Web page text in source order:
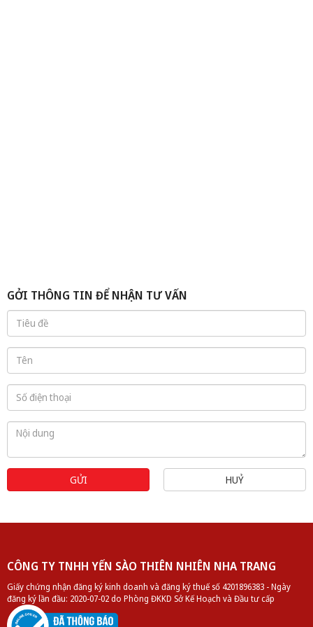
GỞI THÔNG TIN ĐỂ NHẬN TƯ VẤN
GỬI HUỶ
CÔNG TY TNHH YẾN SÀO THIÊN NHIÊN NHA TRANG
Giấy chứng nhận đăng ký kinh doanh và đăng ký thuế số 4201896383 - Ngày
đăng ký lần đầu: 2020-07-02 do Phòng ĐKKD Sở Kế Hoạch và Đầu tư cấp